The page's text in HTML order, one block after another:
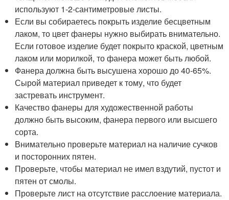
используют 1-2-сантиметровые листы.
Если вы собираетесь покрыть изделие бесцветным
лаком, то цвет фанеры нужно выбирать внимательно.
Если готовое изделие будет покрыто краской, цветным
лаком или морилкой, то фанера может быть любой.
Фанера должна быть высушена хорошо до 40-65%.
Сырой материал приведет к тому, что будет
застревать инструмент.
Качество фанеры для художественной работы
должно быть высоким, фанера первого или высшего
сорта.
Внимательно проверьте материал на наличие сучков
и посторонних пятен.
Проверьте, чтобы материал не имел вздутий, пустот и
пятен от смолы.
Проверьте лист на отсутствие расслоение материала.